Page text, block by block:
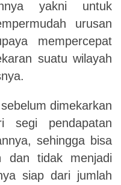
yakni untuk
urusan
mempercepat
suatu wilayah
dimekarkan
segi pendapatan
sehingga bisa
dan tidak menjadi
siap dari jumlah